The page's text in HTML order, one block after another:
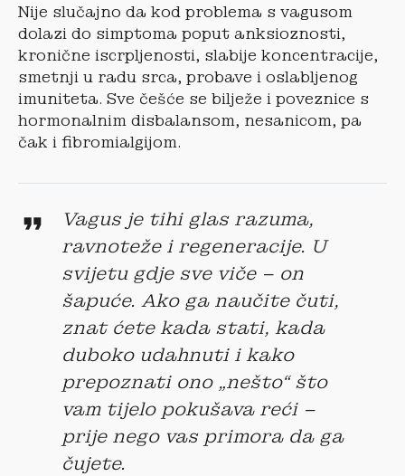
Nije slučajno da kod problema s vagusom
dolazi do simptoma poput anksioznosti,
kronične iscrpljenosti, slabije koncentracije,
smetnji u radu srca, probave i oslabljenog
imuniteta. Sve češće se bilježe i poveznice s
hormonalnim disbalansom, nesanicom, pa
čak i fibromialgijom.
Vagus je tihi glas razuma,
ravnoteže i regeneracije. U
svijetu gdje sve viče – on
šapuće. Ako ga naučite čuti,
znat ćete kada stati, kada
duboko udahnuti i kako
prepoznati ono „nešto“ što
vam tijelo pokušava reći –
prije nego vas primora da ga
čujete.